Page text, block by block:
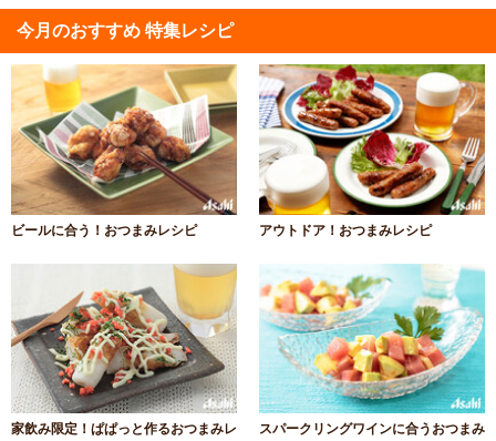
今月のおすすめ 特集レシピ
ビールに合う！おつまみレシピ アウトドア！おつまみレシピ
家飲み限定！ぱぱっと作るおつまみレ
スパークリングワインに合うおつまみ